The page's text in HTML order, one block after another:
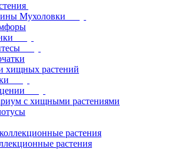
Мухоловки
хищных растений
с хищными растениями
растения